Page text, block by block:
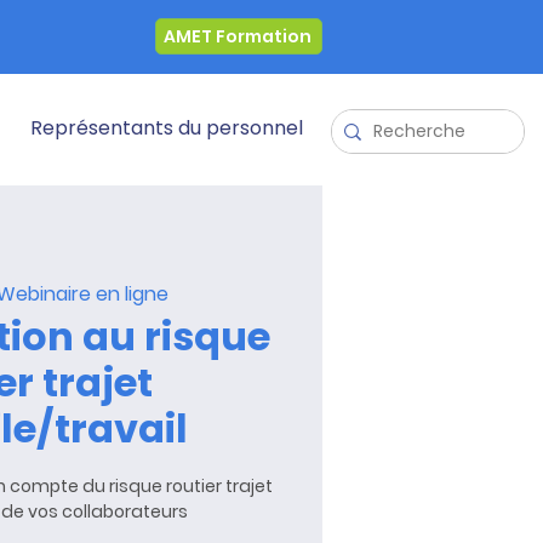
AMET Formation
Représentants du personnel
en ligne
au risque
trajet
travail
compte du risque routier trajet
vos collaborateurs